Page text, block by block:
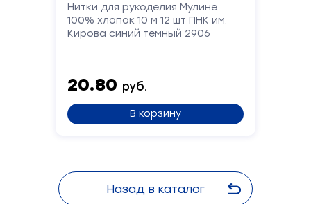
Нитки для рукоделия Мулине
100% хлопок 10 м 12 шт ПНК им.
Кирова синий темный 2906
20.80 руб.
В корзину
Назад в каталог